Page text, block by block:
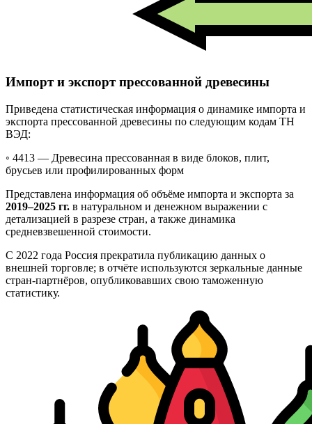
Импорт и экспорт прессованной древесины
Приведена статистическая информация о динамике импорта и
экспорта прессованной древесины по следующим кодам ТН
ВЭД:
◦ 4413 — Древесина прессованная в виде блоков, плит,
брусьев или профилированных форм
Представлена информация об объёме импорта и экспорта за
2019–2025 гг. в натуральном и денежном выражении с
детализацией в разрезе стран, а также динамика
средневзвешенной стоимости.
С 2022 года Россия прекратила публикацию данных о
внешней торговле; в отчёте используются зеркальные данные
стран-партнёров, опубликовавших свою таможенную
статистику.